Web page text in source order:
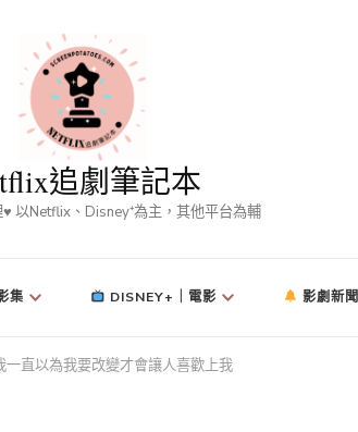
追劇筆記本
以Netflix、Disney⁺為主，其他平台為輔
集 DISNEY+｜電影 影劇新聞
直以為我要改變才會讓人喜歡上我